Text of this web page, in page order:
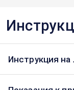
Инструкция